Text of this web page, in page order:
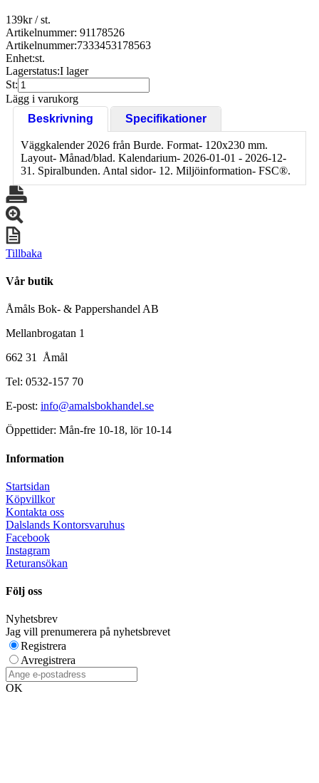
139kr/ st.
Artikelnummer: 91178526
Artikelnummer:7333453178563
Enhet:st.
Lagerstatus:I lager
St:
Lägg i varukorg
Beskrivning
Specifikationer
Väggkalender 2026 från Burde. Format- 120x230 mm.
Layout- Månad/blad. Kalendarium- 2026-01-01 - 2026-12-
31. Spiralbunden. Antal sidor- 12. Miljöinformation- FSC®.
Tillbaka
Vår butik
Åmåls Bok- & Pappershandel AB
Mellanbrogatan 1
662 31 Åmål
Tel: 0532-157 70
E-post: info@amalsbokhandel.se
Öppettider: Mån-fre 10-18, lör 10-14
Information
Startsidan
Köpvillkor
Kontakta oss
Dalslands Kontorsvaruhus
Facebook
Instagram
Returansökan
Följ oss
Nyhetsbrev
Jag vill prenumerera på nyhetsbrevet
Registrera
Avregistrera
OK